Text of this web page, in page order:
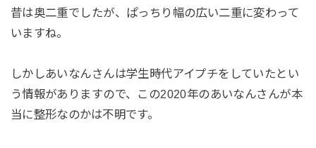
昔は奥二重でしたが、ぱっちり幅の広い二重に変わって
いますね。
しかしあいなんさんは学生時代アイプチをしていたとい
う情報がありますので、この2020年のあいなんさんが本
当に整形なのかは不明です。